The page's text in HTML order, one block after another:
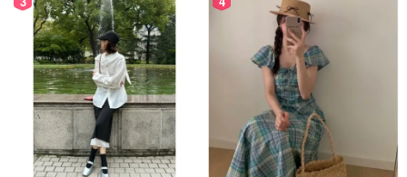
全买不到的东西，比如
，比如 假睫毛
白菜价还好看！想要的小伙伴一定要去瞅一眼～
还有化妆刷啥的，这些在英国卖的比较贵的产品，在Shein
上都可以找到，而且价格也一定会让大家满意的！
点击进入美妆专区